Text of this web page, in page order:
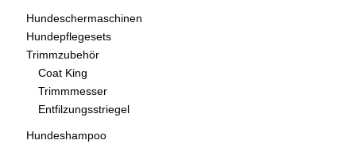
Hundeschermaschinen
Hundepflegesets
Trimmzubehör
Coat King
Trimmmesser
Entfilzungsstriegel
Hundeshampoo